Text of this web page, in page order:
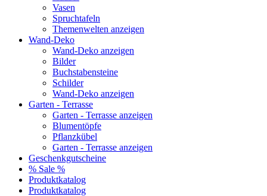
Vasen
Spruchtafeln
Themenwelten anzeigen
Wand-Deko
Wand-Deko anzeigen
Bilder
Buchstabensteine
Schilder
Wand-Deko anzeigen
Garten - Terrasse
Garten - Terrasse anzeigen
Blumentöpfe
Pflanzkübel
Garten - Terrasse anzeigen
Geschenkgutscheine
% Sale %
Produktkatalog
Produktkatalog